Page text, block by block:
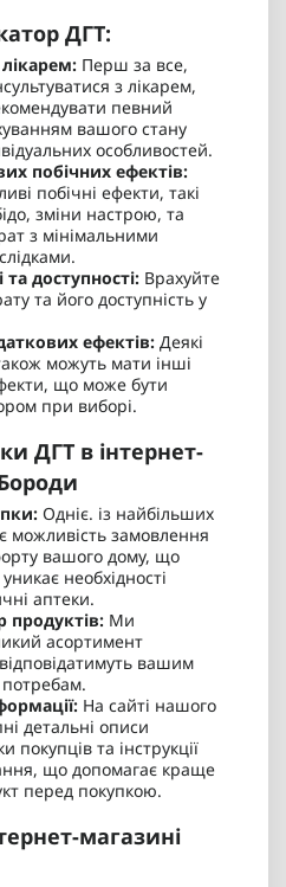
ДГТ:
Перш за все,
з лікарем,
певний
вашого стану
особливостей.
побічних ефектів:
побічні ефекти, такі
зміни настрою, та
з мінімальними
та доступності: Врахуйте
та його доступність у
ефектів: Деякі
можуть мати інші
що може бути
при виборі.
ДГТ в інтернет-
Одніє. із найбільших
можливість замовлення
вашого дому, що
необхідності
аптеки.
Ми
асортимент
вашим
потребам.
На сайті нашого
детальні описи
покупців та інструкції
що допомагає краще
перед покупкою.
магазині